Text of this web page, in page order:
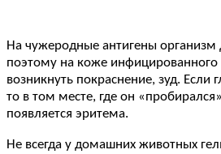
На чужеродные антигены организм
поэтому на коже
возникнуть покраснение, зуд. Если
то в том месте, где он
появляется эритема.
Не всегда у домашних животных